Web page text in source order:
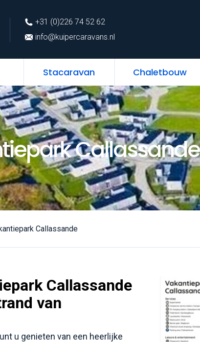
+31 (0)226 74 52 62
info@kuipercaravans.nl
Stacaravan Chaletbouw
Home
Callassande
Callassande
Callassande
van
u genieten van een heerlijke